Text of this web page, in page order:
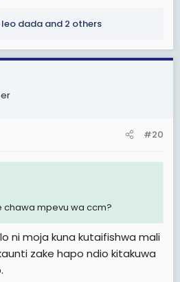
leo dada and 2 others
#20
chawa mpevu wa ccm?
ni moja kuna kutaifishwa mali
zake hapo ndio kitakuwa